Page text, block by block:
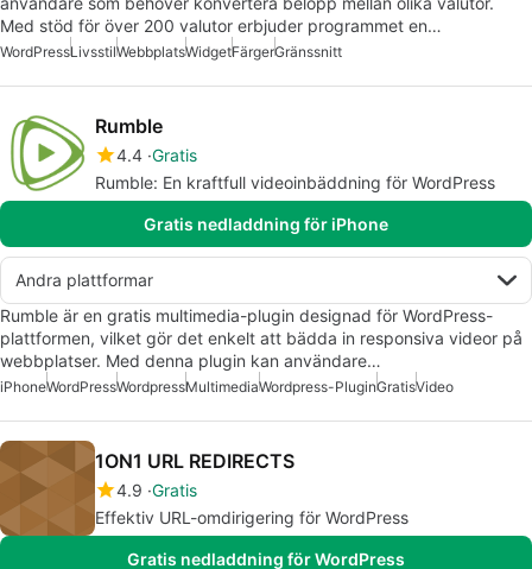
Med stöd för över 200 valutor erbjuder programmet en…
WordPressLivsstilWebbplatsWidgetFärgerGränssnitt
Rumble
4.4 Gratis
Rumble: En kraftfull videoinbäddning för WordPress
Gratis nedladdning för iPhone
Andra plattformar
Rumble är en gratis multimedia-plugin designad för WordPress-
plattformen, vilket gör det enkelt att bädda in responsiva videor på
webbplatser. Med denna plugin kan användare…
iPhoneWordPressWordpressMultimediaWordpress-PluginGratisVideo
1ON1 URL REDIRECTS
4.9 Gratis
Effektiv URL-omdirigering för WordPress
Gratis nedladdning för WordPress